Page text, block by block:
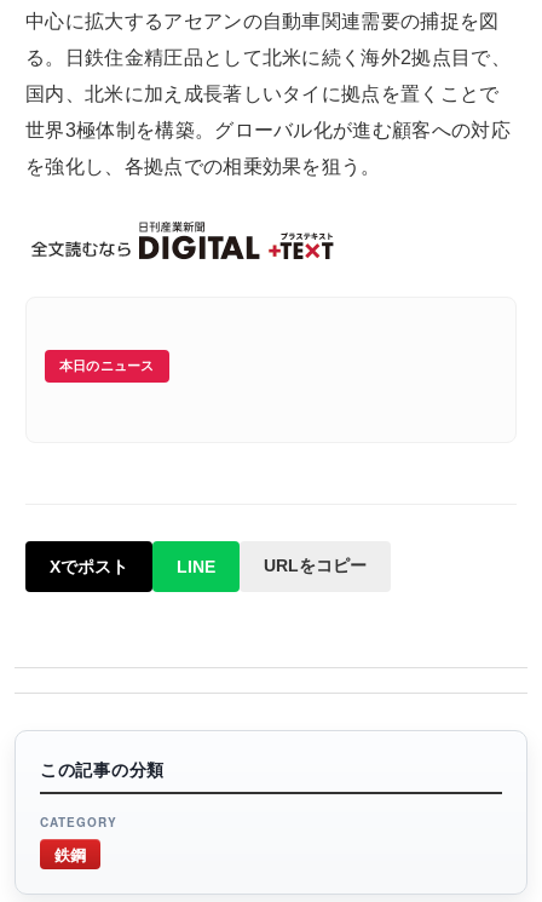
中心に拡大するアセアンの自動車関連需要の捕捉を図
る。日鉄住金精圧品として北米に続く海外2拠点目で、
国内、北米に加え成長著しいタイに拠点を置くことで
世界3極体制を構築。グローバル化が進む顧客への対応
を強化し、各拠点での相乗効果を狙う。
本日のニュース
Xでポスト LINE URLをコピー
この記事の分類
CATEGORY
鉄鋼